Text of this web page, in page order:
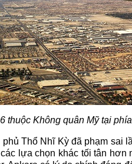
thuộc Không quân Mỹ tại
Thổ Nhĩ Kỳ đã phạm sai
lựa chọn khác tối tân